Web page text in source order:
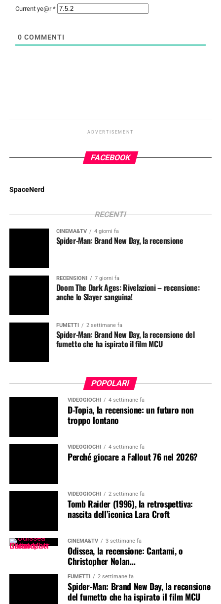
Current ye@r*
0 COMMENTI
ADVERTISEMENT
FACEBOOK
SpaceNerd
RECENTI
CINEMA&TV 4 giorni fa
Spider-Man: Brand New Day, la recensione
RECENSIONI 7 giorni fa
Doom The Dark Ages: Rivelazioni – recensione:
anche lo Slayer sanguina!
FUMETTI 2 settimane fa
Spider-Man: Brand New Day, la recensione del
fumetto che ha ispirato il film MCU
POPOLARI
VIDEOGIOCHI 4 settimane fa
D-Topia, la recensione: un futuro non
troppo lontano
VIDEOGIOCHI 4 settimane fa
Perché giocare a Fallout 76 nel 2026?
VIDEOGIOCHI 2 settimane fa
Tomb Raider (1996), la retrospettiva:
nascita dell’iconica Lara Croft
CINEMA&TV 3 settimane fa
Odissea, la recensione: Cantami, o
Christopher Nolan…
FUMETTI 2 settimane fa
Spider-Man: Brand New Day, la recensione
del fumetto che ha ispirato il film MCU